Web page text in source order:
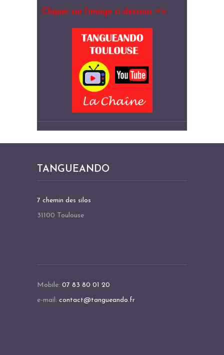
Cliquer sur l’image ci-dessous =>
TANGUEANDO
7 chemin des silos
31100 Toulouse
Mobile: 07 83 80 01 20
e-mail: contact@tangueando.fr